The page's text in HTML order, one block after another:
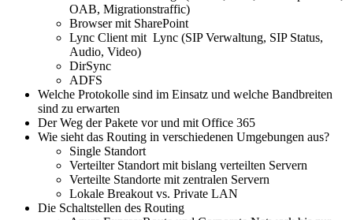
OAB, Migrationstraffic)
Browser mit SharePoint
Lync Client mit Lync (SIP Verwaltung, SIP Status,
Audio, Video)
DirSync
ADFS
Welche Protokolle sind im Einsatz und welche Bandbreiten
sind zu erwarten
Der Weg der Pakete vor und mit Office 365
Wie sieht das Routing in verschiedenen Umgebungen aus?
Single Standort
Verteilter Standort mit bislang verteilten Servern
Verteilte Standorte mit zentralen Servern
Lokale Breakout vs. Private LAN
Die Schaltstellen des Routing